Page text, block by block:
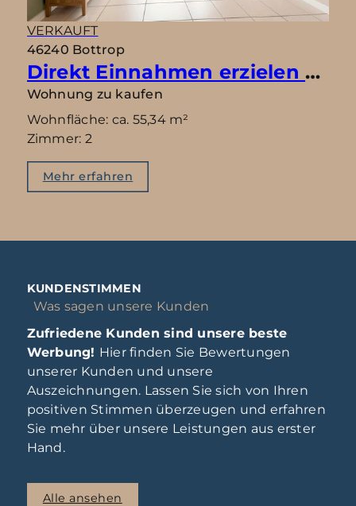
VERKAUFT
46240 Bottrop
Direkt Einnahmen erzielen – Vermietete Wohnung mit Garten
Wohnung zu kaufen
Wohnfläche: ca. 55,34 m²
Zimmer: 2
Mehr erfahren
KUNDENSTIMMEN
Was sagen unsere Kunden
Zufriedene Kunden sind unsere beste
Werbung! Hier finden Sie Bewertungen
unserer Kunden und unsere
Auszeichnungen. Lassen Sie sich von Ihren
positiven Stimmen überzeugen und erfahren
Sie mehr über unsere Leistungen aus erster
Hand.
Alle ansehen